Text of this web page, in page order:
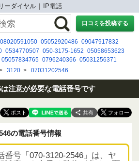
ーダイヤル IP電話
口コミを投稿する
08020591050 05052920486 09047917832
0534770507 050-3175-1652 05058653623
05057834765 0796240366 05031256371
050-5213-0951 03 6825 2911
090 8583 5158 0800 500 8188
3120 > 07031202546
注意が必要な電話番号です
共有
の電話番号情報
番号「070-3120-2546」は、ヤ